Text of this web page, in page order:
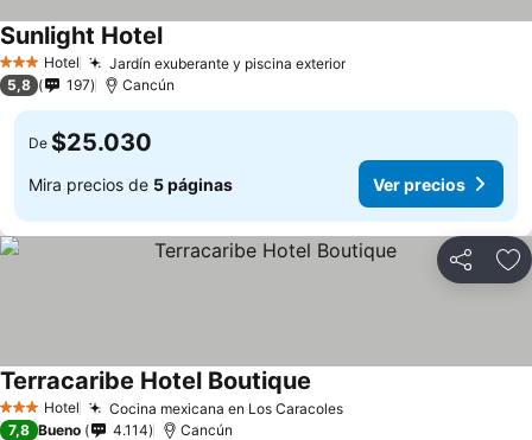
3 Estrellas
Hotel Jardín exuberante y piscina exterior
Sunlight Hotel
5,8 197 Cancún
De $25.030
Mira precios de 5 páginas Ver precios
Compartir
3 Estrellas
Hotel Cocina mexicana en Los Caracoles
Terracaribe Hotel Boutique
7,8 Bueno 4.114 Cancún